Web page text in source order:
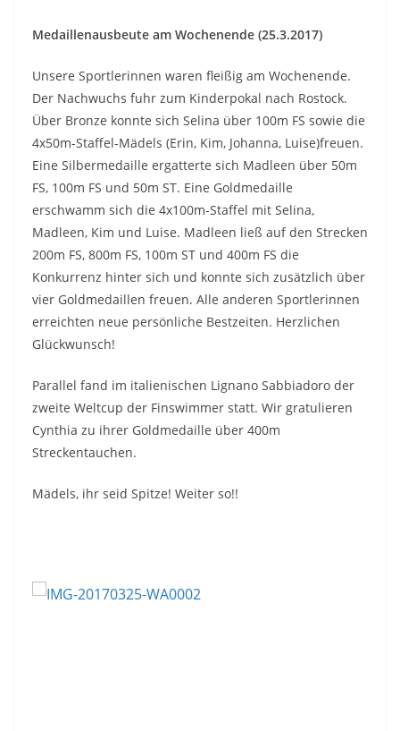
Medaillenausbeute am Wochenende (25.3.2017)
Unsere Sportlerinnen waren fleißig am Wochenende.
Der Nachwuchs fuhr zum Kinderpokal nach Rostock.
Über Bronze konnte sich Selina über 100m FS sowie die
4x50m-Staffel-Mädels (Erin, Kim, Johanna, Luise)freuen.
Eine Silbermedaille ergatterte sich Madleen über 50m
FS, 100m FS und 50m ST. Eine Goldmedaille
erschwamm sich die 4x100m-Staffel mit Selina,
Madleen, Kim und Luise. Madleen ließ auf den Strecken
200m FS, 800m FS, 100m ST und 400m FS die
Konkurrenz hinter sich und konnte sich zusätzlich über
vier Goldmedaillen freuen. Alle anderen Sportlerinnen
erreichten neue persönliche Bestzeiten. Herzlichen
Glückwunsch!
Parallel fand im italienischen Lignano Sabbiadoro der
zweite Weltcup der Finswimmer statt. Wir gratulieren
Cynthia zu ihrer Goldmedaille über 400m
Streckentauchen.
Mädels, ihr seid Spitze! Weiter so!!